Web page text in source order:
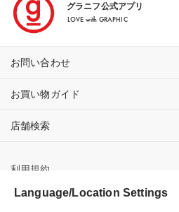
グラニフ公式アプリ
LOVE with GRAPHIC
お問い合わせ
お買い物ガイド
店舗検索
利用規約
プライバシーポリシー
Language/Location Settings